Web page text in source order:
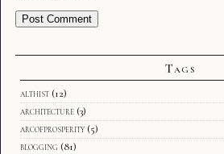
Tags
althist (12)
architecture (3)
arcofprosperity (5)
blogging (81)